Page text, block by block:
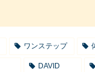
ワンステップ
DAVID